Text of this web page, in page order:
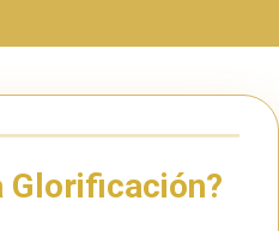
Glorificación?